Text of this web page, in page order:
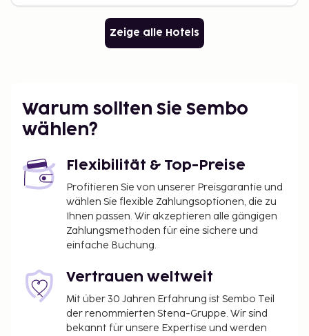
Zeige alle Hotels
Warum sollten Sie Sembo
wählen?
Flexibilität & Top-Preise
Profitieren Sie von unserer Preisgarantie und
wählen Sie flexible Zahlungsoptionen, die zu
Ihnen passen. Wir akzeptieren alle gängigen
Zahlungsmethoden für eine sichere und
einfache Buchung.
Vertrauen weltweit
Mit über 30 Jahren Erfahrung ist Sembo Teil
der renommierten Stena-Gruppe. Wir sind
bekannt für unsere Expertise und werden